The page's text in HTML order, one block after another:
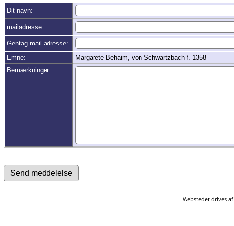
Dit navn:
mailadresse:
Gentag mail-adresse:
Emne:
Margarete Behaim, von Schwartzbach f. 1358
Bemærkninger:
Webstedet drives af